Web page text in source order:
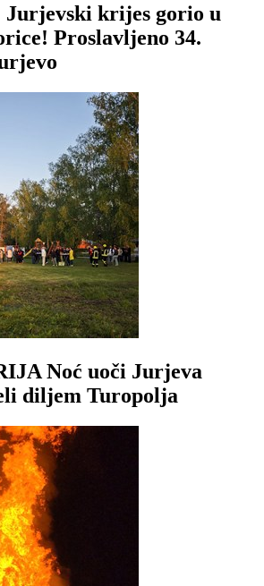
krijes gorio u
Proslavljeno 34.
Noć uoči Jurjeva
diljem Turopolja